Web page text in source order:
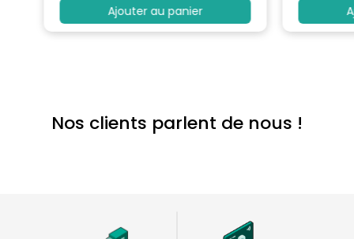
Ajouter au panier
Nos clients parlent de nous !